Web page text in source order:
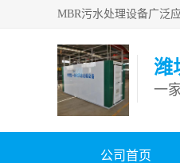
潍
一
公司首页